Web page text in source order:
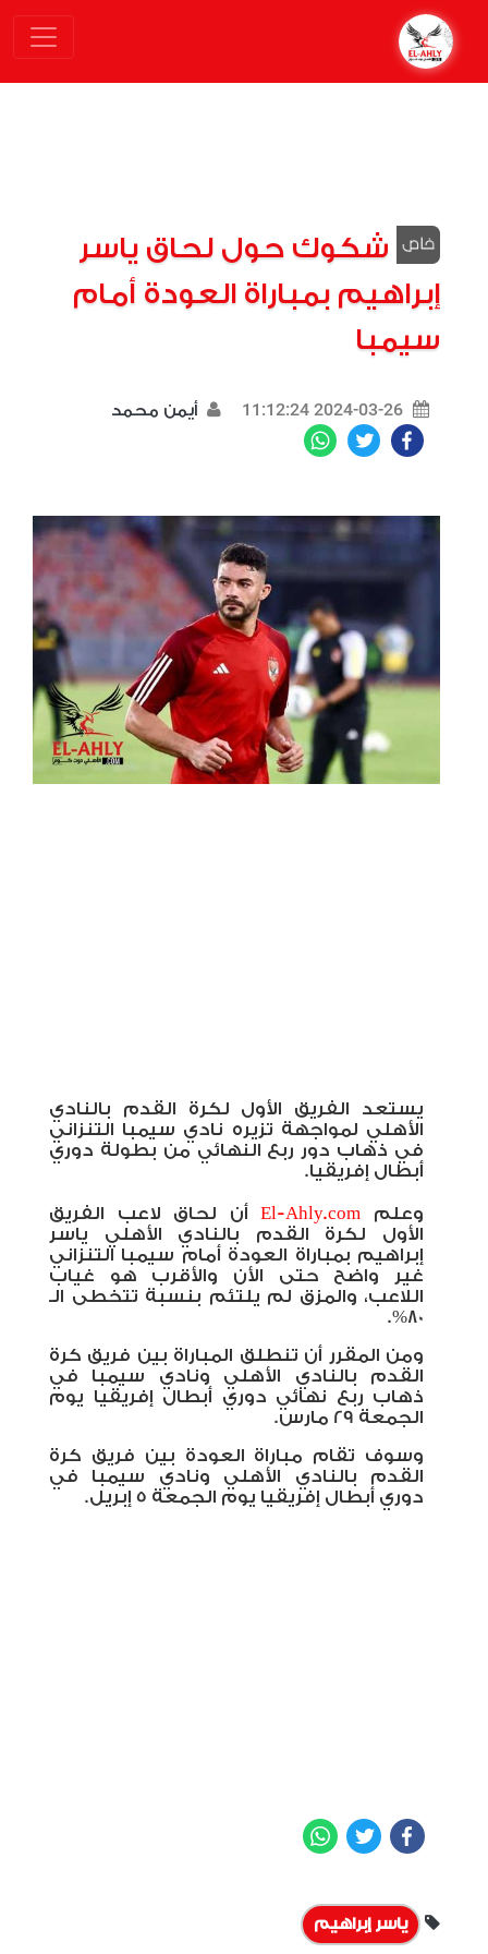
شكوك حول لحاق ياسر
إبراهيم بمباراة العودة أمام
سيمبا
2024-03-26 11:12:24 أيمن محمد
Facebook
Twitter
يستعد الفريق الأول لكرة القدم بالنادي
الأهلي لمواجهة تزيره نادي سيمبا التنزاني
في ذهاب دور ربع النهائي من بطولة دوري
أبطال إفريقيا.
وعلم El-Ahly.com
أن لحاق لاعب الفريق
الأول لكرة القدم بالنادي الأهلي ياسر
إبراهيم بمباراة العودة أمام سيمبا التنزاني
غير واضح حتى الأن والأقرب هو غياب
اللاعب، والمزق لم يلتئم بنسبة تتخطى الـ
80%.
ومن المقرر أن تنطلق المباراة بين فريق كرة
القدم بالنادي الأهلي ونادي سيمبا في
ذهاب ربع نهائي دوري أبطال إفريقيا يوم
الجمعة 29 مارس.
وسوف تقام مباراة العودة بين فريق كرة
القدم بالنادي الأهلي ونادي سيمبا في
دوري أبطال إفريقيا يوم الجمعة 5 إبريل.
Facebook
Twitter
ياسر إبراهيم